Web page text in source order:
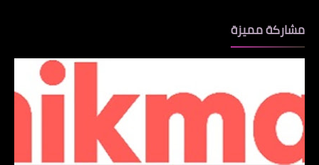
مشاركة مميزة